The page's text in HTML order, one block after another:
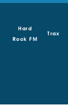
Hard
Rock FM
Trax